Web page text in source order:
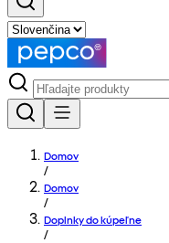
Domov
/
Domov
/
Doplnky do kúpeľne
/